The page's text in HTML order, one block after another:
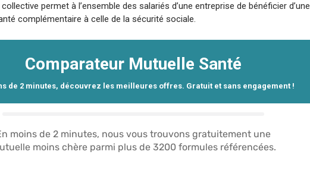
permet à l’ensemble des salariés d’une entreprise de bénéficier d’une
complémentaire à celle de la sécurité sociale.
Comparateur Mutuelle Santé
de 2 minutes, découvrez les meilleures offres. Gratuit et sans engagement !